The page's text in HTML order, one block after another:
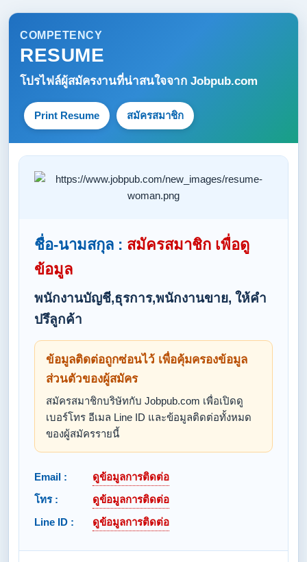
COMPETENCY
RESUME
โปรไฟล์ผู้สมัครงานที่น่าสนใจจาก Jobpub.com
Print Resume สมัครสมาชิก
ชื่อ-นามสกุล : สมัครสมาชิก เพื่อดู
ข้อมูล
พนักงานบัญชี,ธุรการ,พนักงานขาย, ให้คำ
ปรึลูกค้า
ข้อมูลติดต่อถูกซ่อนไว้ เพื่อคุ้มครองข้อมูล
ส่วนตัวของผู้สมัคร
สมัครสมาชิกบริษัทกับ Jobpub.com เพื่อเปิดดู
เบอร์โทร อีเมล Line ID และข้อมูลติดต่อทั้งหมด
ของผู้สมัครรายนี้
Email :
ดูข้อมูลการติดต่อ
โทร :
ดูข้อมูลการติดต่อ
Line ID :
ดูข้อมูลการติดต่อ